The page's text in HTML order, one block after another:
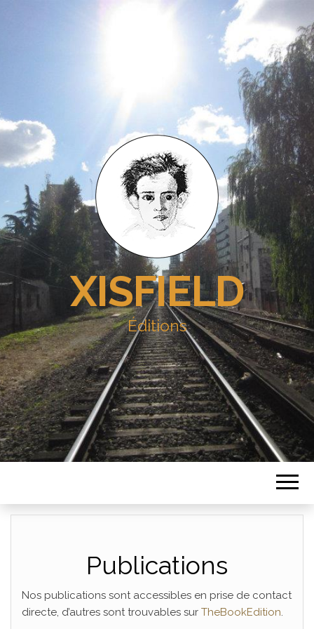
XISFIELD
Éditions
Publications
Nos publications sont accessibles en prise de contact
directe, d’autres sont trouvables sur TheBookEdition.